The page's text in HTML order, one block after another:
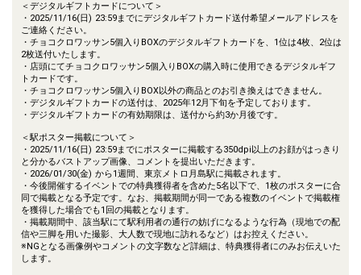
＜デジタルギフトカードについて＞
・2025/11/16(日) 23:59までにデジタルギフトカード送付希望メールアドレスを
ご連絡ください。
・チョコクロワッサン5個入りBOXのデジタルギフトカードを、1位は4枚、2位は
2枚送付いたします。
・店頭にてチョコクロワッサン5個入りBOXの購入時に使用できるデジタルギフ
トカードです。
・チョコクロワッサン5個入りBOX以外の商品とのお引き換えはできません。
・デジタルギフトカードの送付は、2025年12月下旬を予定しております。
・デジタルギフトカードの有効期限は、送付から約3か月後です。
＜駅ポスター掲載について＞
・2025/11/16(日) 23:59までにポスターに掲載する350dpi以上のお顔がはっきり
と分かるバストアップ画像、コメントを提出いただきます。
・2026/01/30(金) から1週間、東京メトロ月島駅に掲載されます。
・今後開催するイベントでの特典獲得者を含めた5名以下で、1枚のポスターに合
同で掲載となる予定です。なお、掲載期間が同一である複数のイベントで掲載権
を獲得した場合でも1回の掲載となります。
・掲載期間中、該当駅にて駅利用者の通行の妨げになるような行為（現地での配
信や三脚を用いた撮影、大人数で現地に訪れるなど）はお控えください。
※NGとなる画像例やコメントの文字数など詳細は、特典獲得者にのみお伝えいた
します。